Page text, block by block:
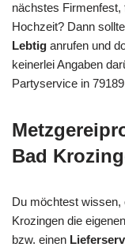
nächstes Firmenfest,
Hochzeit? Dann
Lebtig anrufen und
keinerlei Angaben
Partyservice in
Bad
Du möchtest wissen,
Krozingen die
bzw. einen